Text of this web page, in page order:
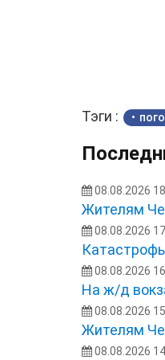
Тэги :
08.08.2026
Жителям
08.08.2026
08.08.2026
На ж/д
08.08.2026
Жителям
08.08.2026